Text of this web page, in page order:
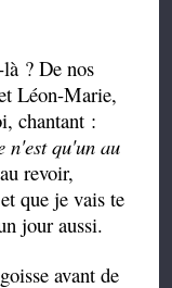
? De nos
Léon-Marie,
chantant :
n'est qu'un au
revoir,
que je vais te
jour aussi.
avant de